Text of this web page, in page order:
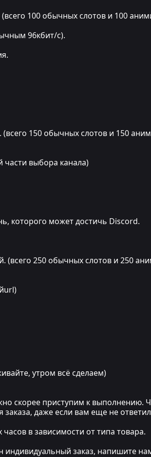
100 обычных слотов и 100
96кбит/с).
150 обычных слотов и 150
части выбора канала)
которого может достичь Discord.
250 обычных слотов и 250
утром всё сделаем)
скорее приступим к выполнению.
даже если вам еще не
в зависимости от типа товара.
заказ, напишите